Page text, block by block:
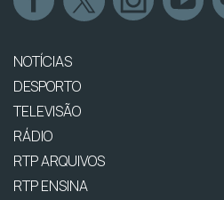
NOTÍCIAS
DESPORTO
TELEVISÃO
RÁDIO
RTP ARQUIVOS
RTP ENSINA